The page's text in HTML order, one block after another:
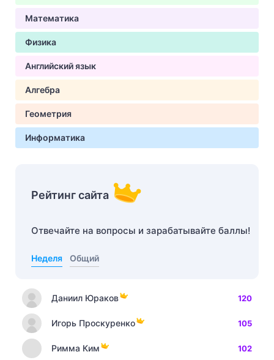
Математика
Физика
Английский язык
Алгебра
Геометрия
Информатика
Рейтинг сайта
Отвечайте на вопросы и зарабатывайте баллы!
Неделя Общий
Даниил Юраков 120
Игорь Проскуренко 105
Римма Ким 102